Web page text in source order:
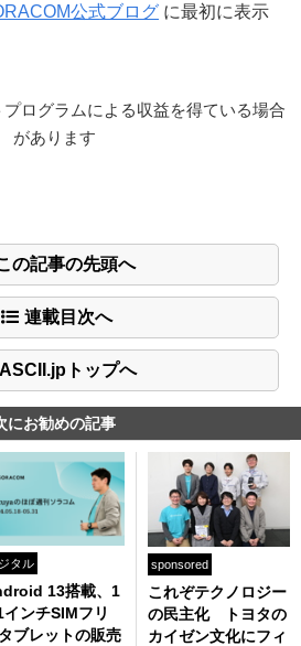
公式ブログ に最初に表示
ログラムによる収益を得ている場合
があります
の記事の先頭へ
連載目次へ
ASCII.jpトップへ
にお勧めの記事
タル
13搭載、1
インチSIMフリ
ブレットの販売
sponsored
これぞテクノロジー
の民主化 トヨタの
カイゼン文化にフィ